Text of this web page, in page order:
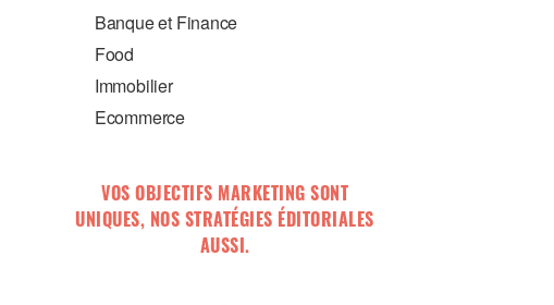
Banque et Finance
Food
Immobilier
Ecommerce
VOS OBJECTIFS MARKETING SONT
UNIQUES, NOS STRATÉGIES ÉDITORIALES
AUSSI.